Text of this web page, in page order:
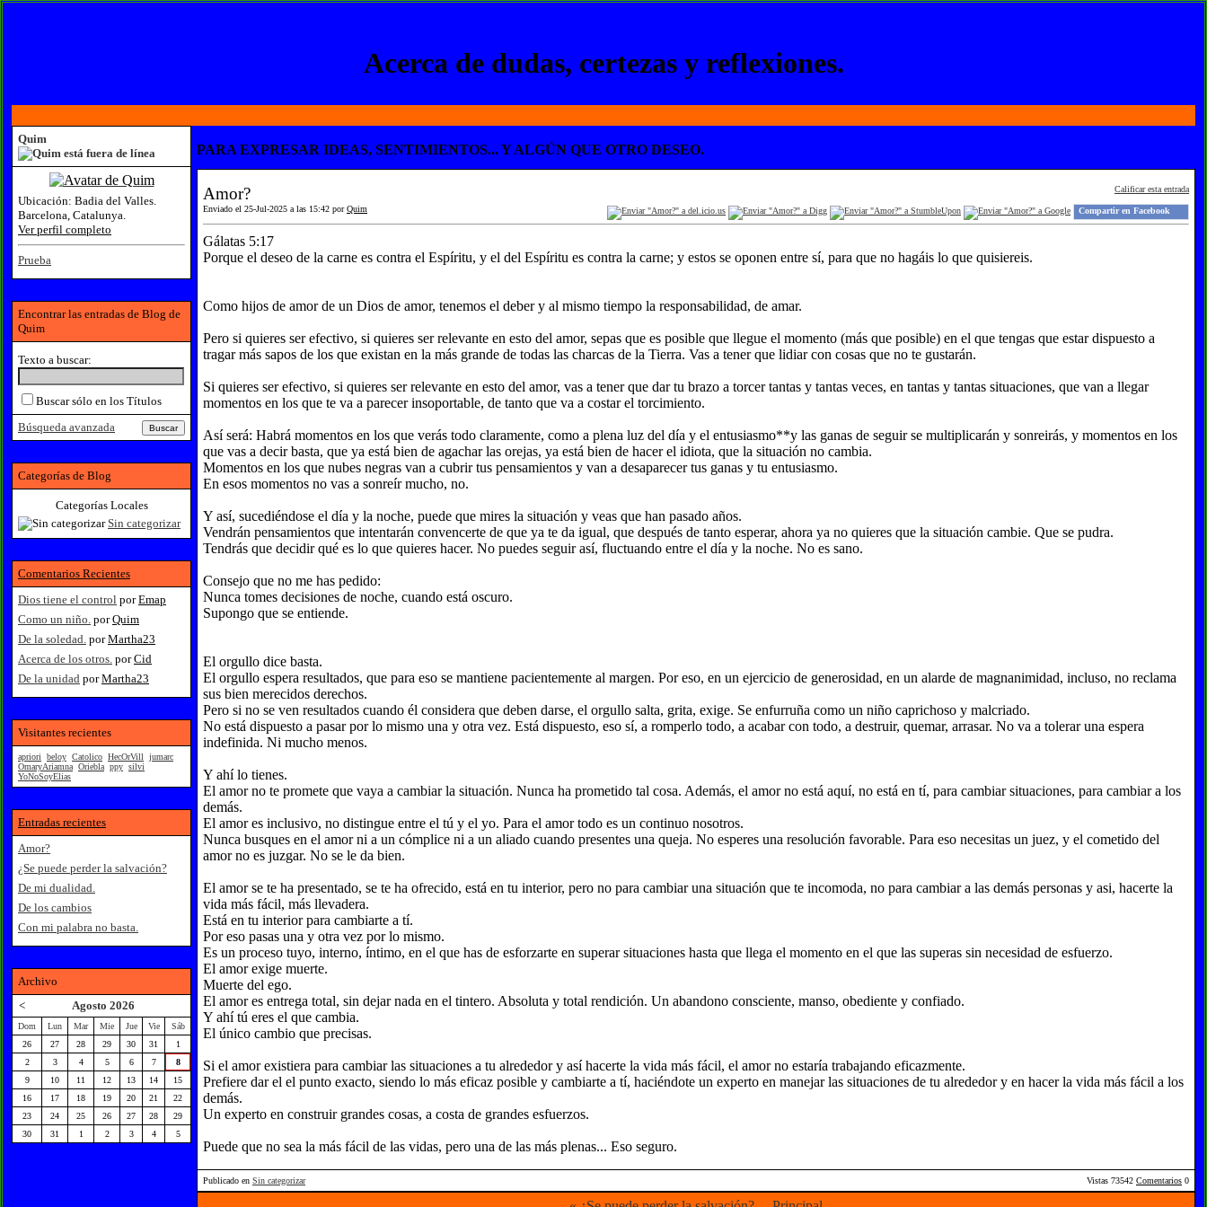
Acerca de dudas, certezas y reflexiones.
PARA EXPRESAR IDEAS, SENTIMIENTOS... Y ALGÚN QUE OTRO DESEO.
Calificar esta entrada
Amor?
Compartir en Facebook
Enviado el 25-Jul-2025 a las 15:42 porQuim
Gálatas 5:17
Porque el deseo de la carne es contra el Espíritu, y el del Espíritu es contra la carne; y estos se oponen entre sí, para que no hagáis lo que quisiereis.
Como hijos de amor de un Dios de amor, tenemos el deber y al mismo tiempo la responsabilidad, de amar.
Pero si quieres ser efectivo, si quieres ser relevante en esto del amor, sepas que es posible que llegue el momento (más que posible) en el que tengas que estar dispuesto a
tragar más sapos de los que existan en la más grande de todas las charcas de la Tierra. Vas a tener que lidiar con cosas que no te gustarán.
Si quieres ser efectivo, si quieres ser relevante en esto del amor, vas a tener que dar tu brazo a torcer tantas y tantas veces, en tantas y tantas situaciones, que van a llegar
momentos en los que te va a parecer insoportable, de tanto que va a costar el torcimiento.
Así será: Habrá momentos en los que verás todo claramente, como a plena luz del día y el entusiasmo**y las ganas de seguir se multiplicarán y sonreirás, y momentos en los
que vas a decir basta, que ya está bien de agachar las orejas, ya está bien de hacer el idiota, que la situación no cambia.
Momentos en los que nubes negras van a cubrir tus pensamientos y van a desaparecer tus ganas y tu entusiasmo.
En esos momentos no vas a sonreír mucho, no.
Y así, sucediéndose el día y la noche, puede que mires la situación y veas que han pasado años.
Vendrán pensamientos que intentarán convencerte de que ya te da igual, que después de tanto esperar, ahora ya no quieres que la situación cambie. Que se pudra.
Tendrás que decidir qué es lo que quieres hacer. No puedes seguir así, fluctuando entre el día y la noche. No es sano.
Consejo que no me has pedido:
Nunca tomes decisiones de noche, cuando está oscuro.
Supongo que se entiende.
El orgullo dice basta.
El orgullo espera resultados, que para eso se mantiene pacientemente al margen. Por eso, en un ejercicio de generosidad, en un alarde de magnanimidad, incluso, no reclama
sus bien merecidos derechos.
Pero si no se ven resultados cuando él considera que deben darse, el orgullo salta, grita, exige. Se enfurruña como un niño caprichoso y malcriado.
No está dispuesto a pasar por lo mismo una y otra vez. Está dispuesto, eso sí, a romperlo todo, a acabar con todo, a destruir, quemar, arrasar. No va a tolerar una espera
indefinida. Ni mucho menos.
Y ahí lo tienes.
El amor no te promete que vaya a cambiar la situación. Nunca ha prometido tal cosa. Además, el amor no está aquí, no está en tí, para cambiar situaciones, para cambiar a los
demás.
El amor es inclusivo, no distingue entre el tú y el yo. Para el amor todo es un continuo nosotros.
Nunca busques en el amor ni a un cómplice ni a un aliado cuando presentes una queja. No esperes una resolución favorable. Para eso necesitas un juez, y el cometido del
amor no es juzgar. No se le da bien.
El amor se te ha presentado, se te ha ofrecido, está en tu interior, pero no para cambiar una situación que te incomoda, no para cambiar a las demás personas y asi, hacerte la
vida más fácil, más llevadera.
Está en tu interior para cambiarte a tí.
Por eso pasas una y otra vez por lo mismo.
Es un proceso tuyo, interno, íntimo, en el que has de esforzarte en superar situaciones hasta que llega el momento en el que las superas sin necesidad de esfuerzo.
El amor exige muerte.
Muerte del ego.
El amor es entrega total, sin dejar nada en el tintero. Absoluta y total rendición. Un abandono consciente, manso, obediente y confiado.
Y ahí tú eres el que cambia.
El único cambio que precisas.
Si el amor existiera para cambiar las situaciones a tu alrededor y así hacerte la vida más fácil, el amor no estaría trabajando eficazmente.
Prefiere dar el el punto exacto, siendo lo más eficaz posible y cambiarte a tí, haciéndote un experto en manejar las situaciones de tu alrededor y en hacer la vida más fácil a los
demás.
Un experto en construir grandes cosas, a costa de grandes esfuerzos.
Puede que no sea la más fácil de las vidas, pero una de las más plenas... Eso seguro.
Publicado en Sin categorizar Vistas 73542 Comentarios 0
Quim
Ubicación: Badia del Valles.
Barcelona, Catalunya.
Ver perfil completo
Prueba
Encontrar las entradas de Blog de
Quim
Texto a buscar:
Buscar sólo en los Títulos
Búsqueda avanzada
Categorías de Blog
Categorías Locales
Sin categorizar
Comentarios Recientes
Dios tiene el control porEmap
Como un niño. porQuim
De la soledad. porMartha23
Acerca de los otros. porCid
De la unidad porMartha23
Visitantes recientes
apriori beloy Catolico HecOrVill
jumarc
OmaryAriamna Oriebla ppy silvi
YoNoSoyElias
Entradas recientes
Amor?
¿Se puede perder la salvación?
De mi dualidad.
De los cambios
Con mi palabra no basta.
Archivo
<
Agosto 2026
Dom Lun Mar Mie Jue Vie
Sáb
26
27 28 29 30 31
1
2
3 4 5 6 7
8
9
10 11 12 13 14
15
16
17 18 19 20 21
22
23
24 25 26 27 28
29
30
31 1 2 3 4 5